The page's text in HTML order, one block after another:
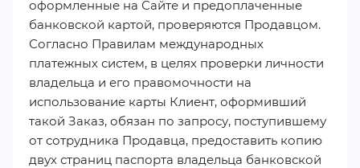
оформленные на Сайте и предоплаченные
банковской картой, проверяются Продавцом.
Согласно Правилам международных
платежных систем, в целях проверки личности
владельца и его правомочности на
использование карты Клиент, оформивший
такой Заказ, обязан по запросу, поступившему
от сотрудника Продавца, предоставить копию
двух страниц паспорта владельца банковской